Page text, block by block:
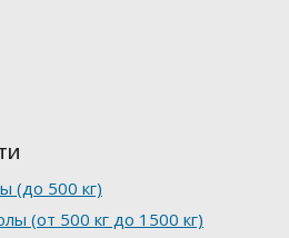
(до 500 кг)
(от 500 кг до 1500 кг)